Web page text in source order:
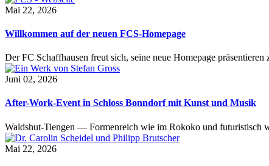
Mai 22, 2026
Willkommen auf der neuen FCS-Homepage
Der FC Schaffhausen freut sich, seine neue Homepage
Juni 02, 2026
After-Work-Event in Schloss Bonndorf mit Kunst und Musik
Waldshut-Tiengen — Formenreich wie im Rokoko und futuristisch
Mai 22, 2026